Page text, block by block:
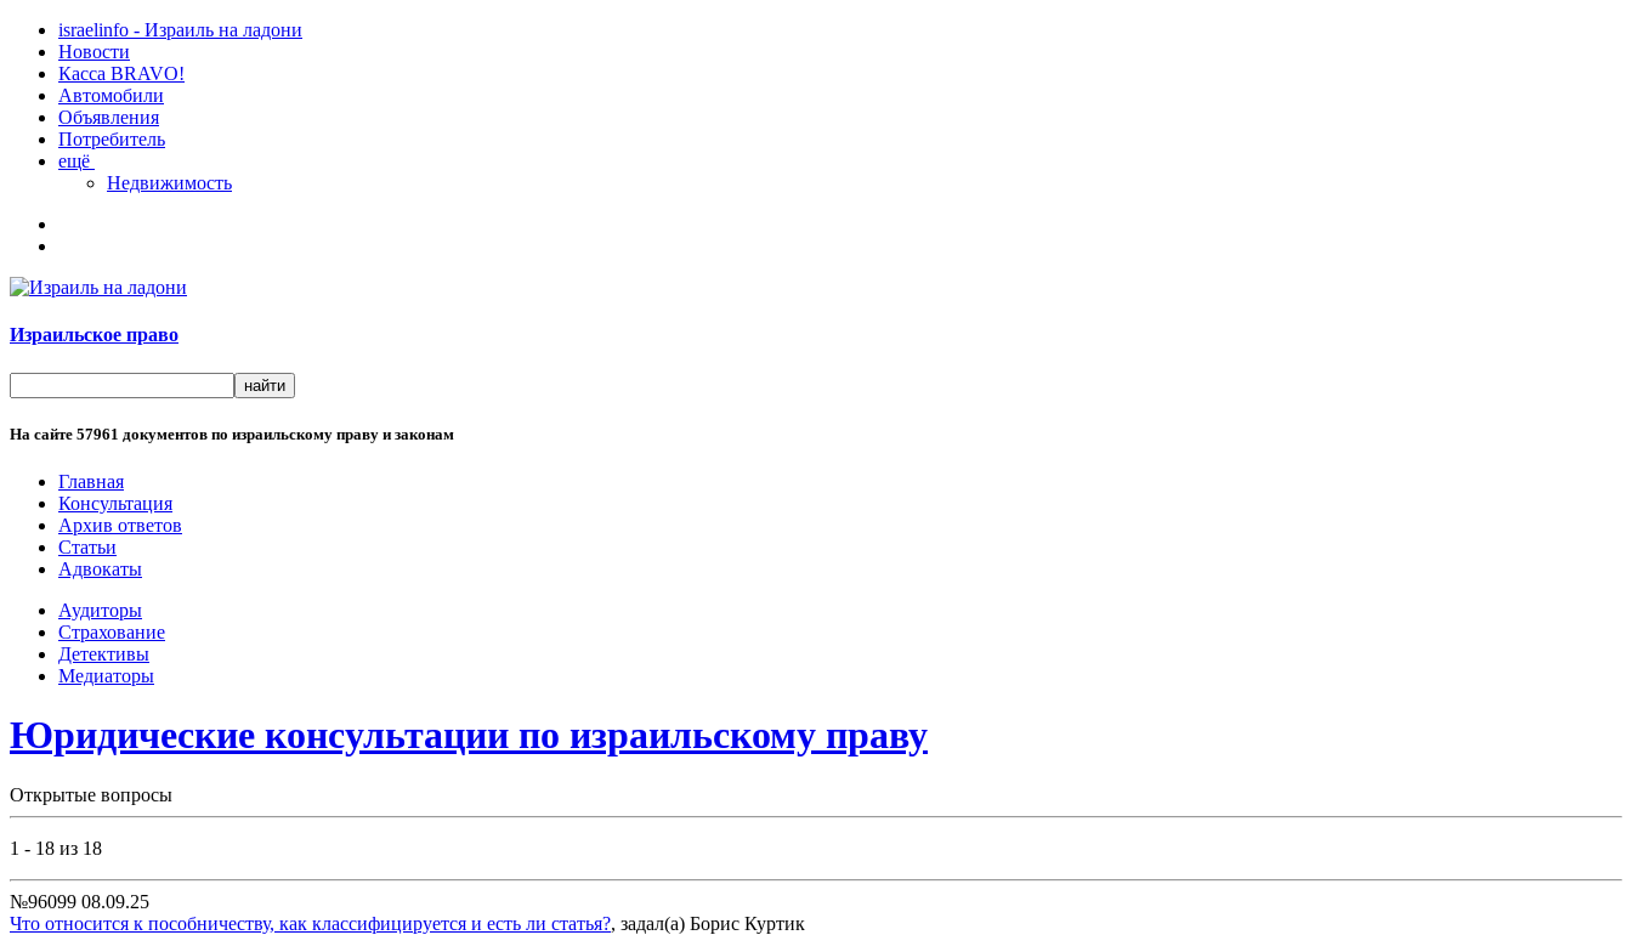
israelinfo - Израиль на ладони
Новости
Касса BRAVO!
Автомобили
Объявления
Потребитель
ещё
Недвижимость
Израильское право
На сайте 57961 документов по израильскому праву и законам
Главная
Консультация
Архив ответов
Статьи
Адвокаты
Аудиторы
Страхование
Детективы
Медиаторы
Юридические консультации по израильскому праву
Открытые вопросы
1 - 18 из 18
№96099 08.09.25
Что относится к пособничеству, как классифицируется и есть ли статья?, задал(а) Борис Куртик